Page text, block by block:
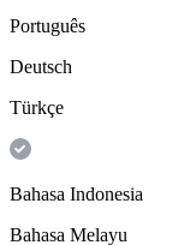
Português
Deutsch
Türkçe
Bahasa Indonesia
Bahasa Melayu